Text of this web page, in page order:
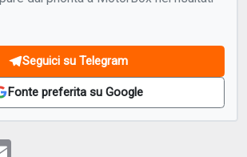
Seguici su Telegram
Fonte preferita su Google